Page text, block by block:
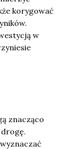
korygować
w
znacząco
drogę.